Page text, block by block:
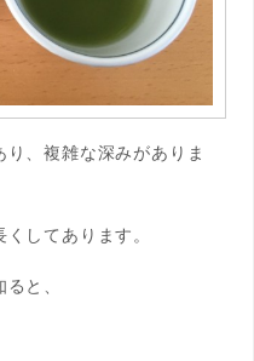
、複雑な深みがありま
してあります。
と、